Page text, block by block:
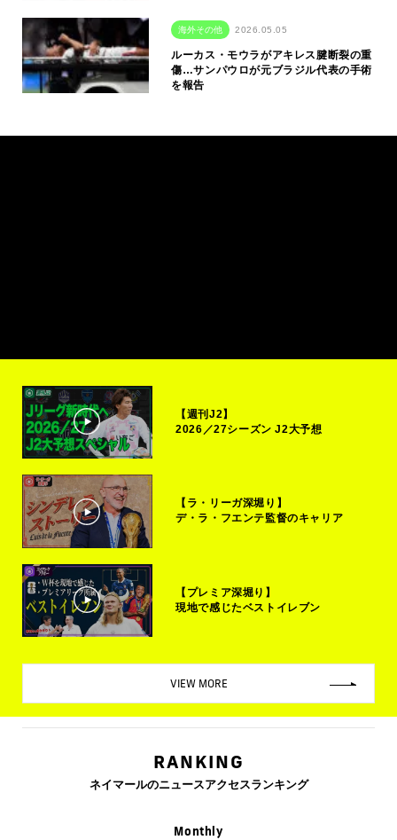
海外その他 2026.05.05
ルーカス・モウラがアキレス腱断裂の重
傷…サンパウロが元ブラジル代表の手術
を報告
【週刊J2】
2026／27シーズン J2大予想
【ラ・リーガ深堀り】
デ・ラ・フエンテ監督のキャリア
【プレミア深堀り】
現地で感じたベストイレブン
VIEW MORE
RANKING
ネイマールのニュースアクセスランキング
Monthly